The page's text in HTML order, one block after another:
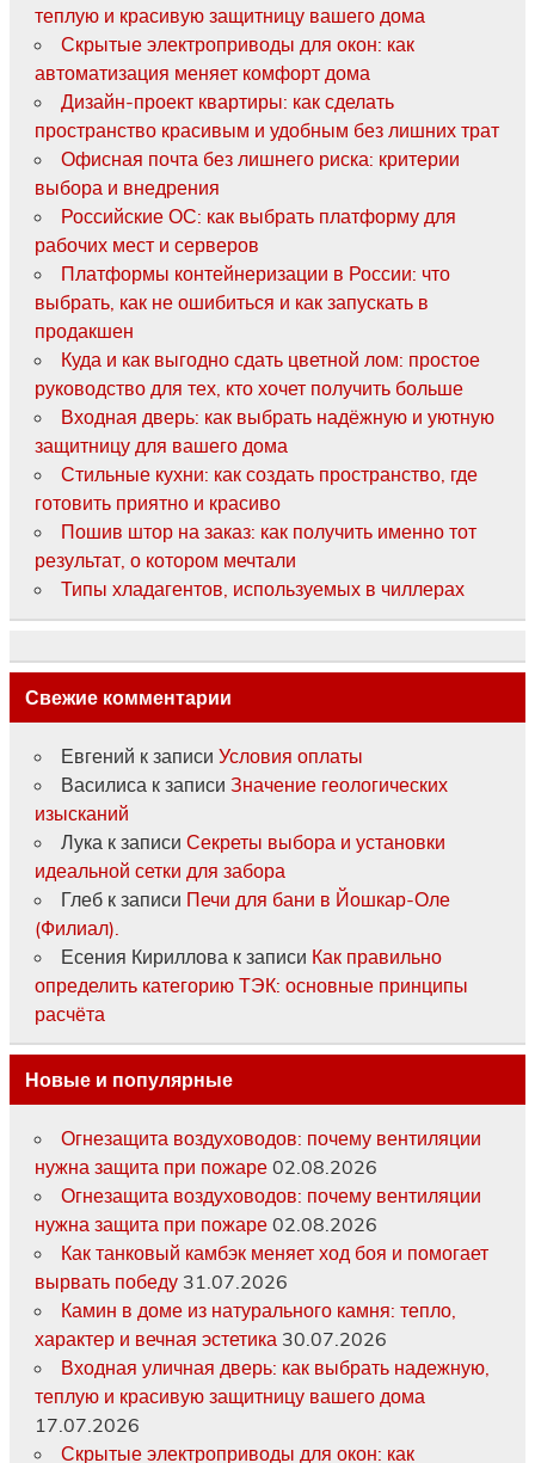
теплую и красивую защитницу вашего дома
Скрытые электроприводы для окон: как
автоматизация меняет комфорт дома
Дизайн-проект квартиры: как сделать
пространство красивым и удобным без лишних трат
Офисная почта без лишнего риска: критерии
выбора и внедрения
Российские ОС: как выбрать платформу для
рабочих мест и серверов
Платформы контейнеризации в России: что
выбрать, как не ошибиться и как запускать в
продакшен
Куда и как выгодно сдать цветной лом: простое
руководство для тех, кто хочет получить больше
Входная дверь: как выбрать надёжную и уютную
защитницу для вашего дома
Стильные кухни: как создать пространство, где
готовить приятно и красиво
Пошив штор на заказ: как получить именно тот
результат, о котором мечтали
Типы хладагентов, используемых в чиллерах
Свежие комментарии
Евгений к записи Условия оплаты
Василиса к записи Значение геологических
изысканий
Лука к записи Секреты выбора и установки
идеальной сетки для забора
Глебк записи Печи для бани в Йошкар-Оле
(Филиал).
Есения Кириллова к записи Как правильно
определить категорию ТЭК: основные принципы
расчёта
Новые и популярные
Огнезащита воздуховодов: почему вентиляции
нужна защита при пожаре 02.08.2026
Огнезащита воздуховодов: почему вентиляции
нужна защита при пожаре 02.08.2026
Как танковый камбэк меняет ход боя и помогает
вырвать победу 31.07.2026
Камин в доме из натурального камня: тепло,
характер и вечная эстетика 30.07.2026
Входная уличная дверь: как выбрать надежную,
теплую и красивую защитницу вашего дома
17.07.2026
Скрытые электроприводы для окон: как